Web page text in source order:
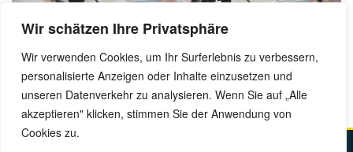
Wir schätzen Ihre Privatsphäre
Wir verwenden Cookies, um Ihr Surferlebnis zu verbessern,
personalisierte Anzeigen oder Inhalte einzusetzen und
unseren Datenverkehr zu analysieren. Wenn Sie auf „Alle
akzeptieren" klicken, stimmen Sie der Anwendung von
Cookies zu.